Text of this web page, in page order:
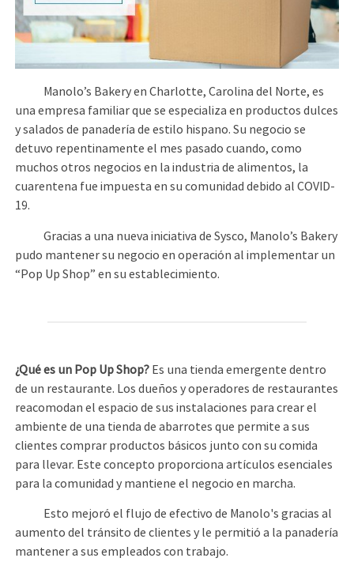
Manolo’s Bakery en Charlotte, Carolina del Norte, es
una empresa familiar que se especializa en productos dulces
y salados de panadería de estilo hispano. Su negocio se
detuvo repentinamente el mes pasado cuando, como
muchos otros negocios en la industria de alimentos, la
cuarentena fue impuesta en su comunidad debido al COVID-
19.
Gracias a una nueva iniciativa de Sysco, Manolo’s Bakery
pudo mantener su negocio en operación al implementar un
“Pop Up Shop” en su establecimiento.
¿Qué es un Pop Up Shop? Es una tienda emergente dentro
de un restaurante. Los dueños y operadores de restaurantes
reacomodan el espacio de sus instalaciones para crear el
ambiente de una tienda de abarrotes que permite a sus
clientes comprar productos básicos junto con su comida
para llevar. Este concepto proporciona artículos esenciales
para la comunidad y mantiene el negocio en marcha.
Esto mejoró el flujo de efectivo de Manolo's gracias al
aumento del tránsito de clientes y le permitió a la panadería
mantener a sus empleados con trabajo.